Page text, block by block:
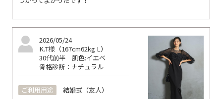
2026/05/24
K.T様（167cm62kg L）
30代前半 肌色:イエベ
骨格診断：ナチュラル
ご利用用途
結婚式（友人）